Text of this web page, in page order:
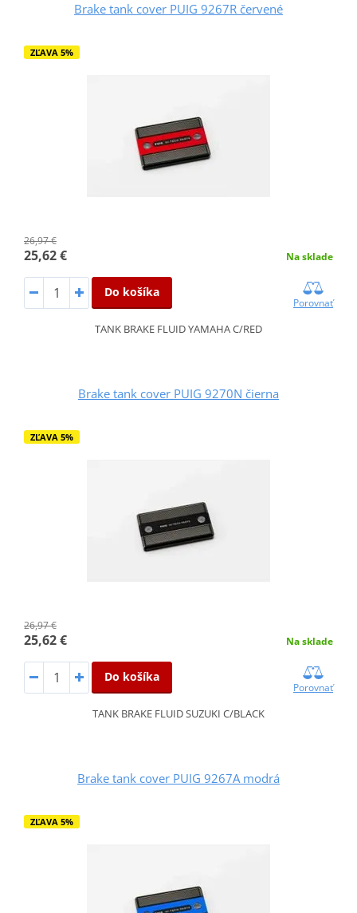
Brake tank cover PUIG 9267R červené
ZĽAVA 5%
26,97 €
25,62 € Na sklade
Do košíka
Porovnať
TANK BRAKE FLUID YAMAHA C/RED
Brake tank cover PUIG 9270N čierna
ZĽAVA 5%
26,97 €
25,62 € Na sklade
Do košíka
Porovnať
TANK BRAKE FLUID SUZUKI C/BLACK
Brake tank cover PUIG 9267A modrá
ZĽAVA 5%